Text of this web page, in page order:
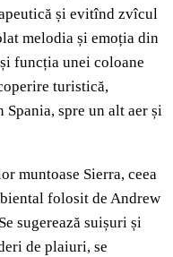
și evitînd zvîcul
melodia și emoția din
funcția unei coloane
turistică,
spre un alt aer și
muntoase Sierra, ceea
folosit de Andrew
Se sugerează suișuri și
de plaiuri, se